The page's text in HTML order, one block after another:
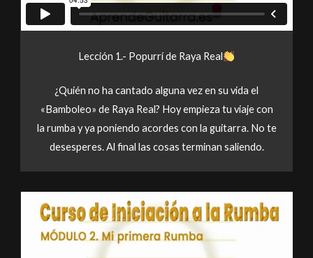
Lección 1.- Popurrí de Raya Real
¿Quién no ha cantado alguna vez en su vida el
«Bamboleo» de Raya Real? Hoy empieza tu viaje con
la rumba y ya poniendo acordes con la guitarra. No te
desesperes. Al final las cosas terminan saliendo.